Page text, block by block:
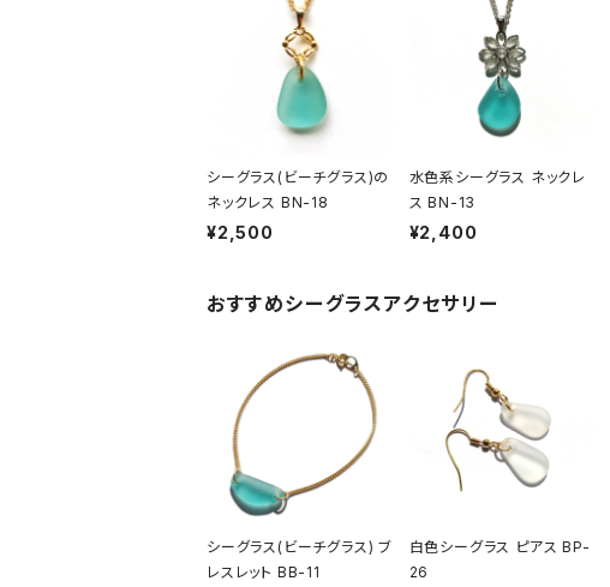
シーグラス(ビーチグラス)の
ネックレス BN-18
¥2,500
水色系シーグラス ネックレ
ス BN-13
¥2,400
おすすめシーグラスアクセサリー
シーグラス(ビーチグラス) ブ
レスレット BB-11
白色シーグラス ピアス BP-
26